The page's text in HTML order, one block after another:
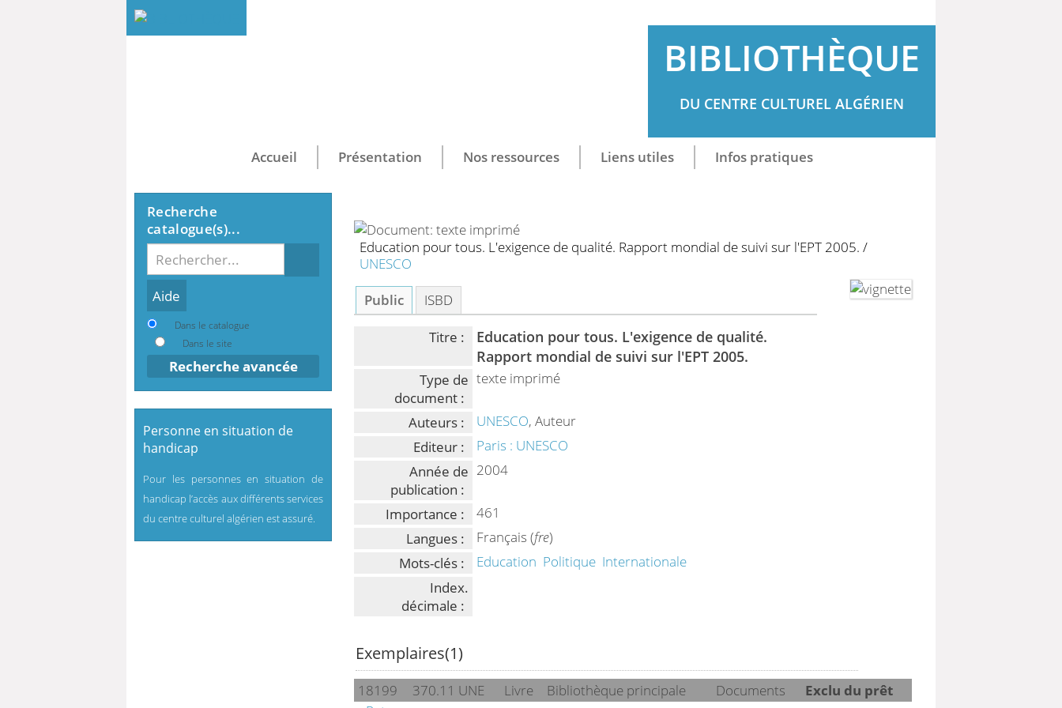
BIBLIOTHÈQUE
DU CENTRE CULTUREL ALGÉRIEN
Accueil Présentation Nos ressources Liens utiles Infos pratiques
Education pour tous. L'exigence de qualité. Rapport mondial de suivi sur l'EPT 2005. /
UNESCO
Public
ISBD
Titre :
Education pour tous. L'exigence de qualité.
Rapport mondial de suivi sur l'EPT 2005.
Type de
document :
texte imprimé
Auteurs : UNESCO, Auteur
Editeur :
Paris : UNESCO
Année de
publication :
2004
Importance :
461
Langues :
Français (fre)
Mots-clés :
Education Politique Internationale
Index.
décimale :
Exemplaires(1)
18199 370.11 UNE Livre Bibliothèque principale Documents
Exclu du prêt
Recherche
catalogue(s)...
Dans le catalogue
Dans le site
Recherche avancée
Personne en situation de
handicap
Pour les personnes en situation de
handicap l’accès aux différents services
du centre culturel algérien est assuré.